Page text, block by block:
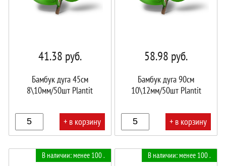
41.38 руб.
Бамбук дуга 45см
8\10мм/50шт Plantit
+ в корзину
58.98 руб.
Бамбук дуга 90см
10\12мм/50шт Plantit
+ в корзину
В наличии: менее 100 . В наличии: менее 100 .